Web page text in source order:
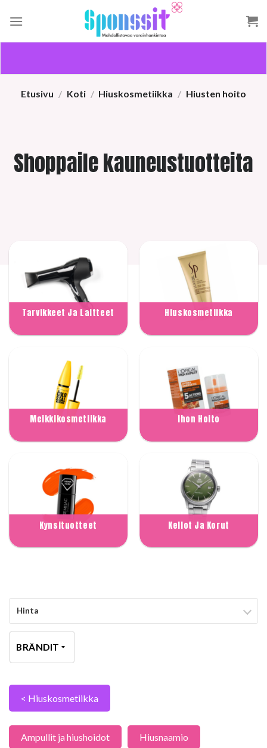
Etusivu / Koti / Hiuskosmetiikka / Hiusten hoito
Shoppaile kauneustuotteita
Tarvikkeet Ja Laitteet Hiuskosmetiikka
Meikkikosmetiikka Ihon Hoito
Kynsituotteet Kellot Ja Korut
Hinta
BRÄNDIT
< Hiuskosmetiikka
Ampullit ja hiushoidot Hiusnaamio